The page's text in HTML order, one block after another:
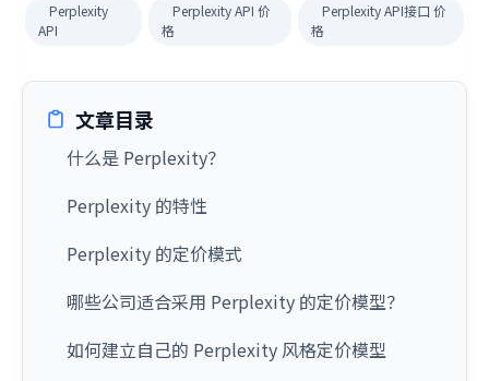
Perplexity
API
Perplexity API 价
格
Perplexity API接口 价
格
文章目录
什么是 Perplexity？
Perplexity 的特性
Perplexity 的定价模式
哪些公司适合采用 Perplexity 的定价模型？
如何建立自己的 Perplexity 风格定价模型